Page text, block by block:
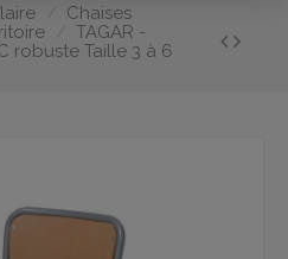
Chaises
TAGAR -
robuste Taille 3 à 6